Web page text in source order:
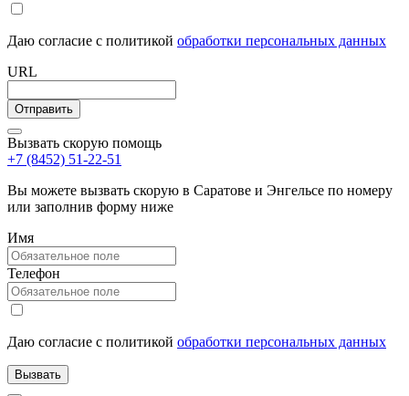
Даю согласие с политикой обработки персональных данных
URL
Вызвать скорую помощь
+7 (8452) 51-22-51
Вы можете вызвать скорую в Саратове и Энгельсе по номеру
или заполнив форму ниже
Имя
Телефон
Даю согласие с политикой обработки персональных данных